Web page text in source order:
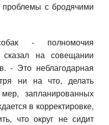
с бродячими
- полномочия
на совещании
- Это неблагодарная
ни на что, делать
запланированных
в корректировке,
что округ не сидит